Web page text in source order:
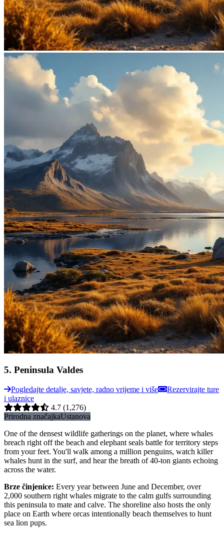
5. Peninsula Valdes
Pogledajte detalje, savjete, radno vrijeme i više
Rezervirajte ture
i ulaznice
4.7 (1,276)
Prirodna značajkaUstanova
One of the densest wildlife gatherings on the planet, where whales
breach right off the beach and elephant seals battle for territory steps
from your feet. You'll walk among a million penguins, watch killer
whales hunt in the surf, and hear the breath of 40-ton giants echoing
across the water.
Brze činjenice: Every year between June and December, over
2,000 southern right whales migrate to the calm gulfs surrounding
this peninsula to mate and calve. The shoreline also hosts the only
place on Earth where orcas intentionally beach themselves to hunt
sea lion pups.